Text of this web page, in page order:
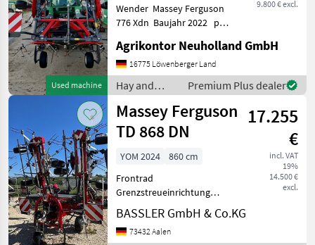
Used machine
9.800 € excl.
Wender Massey Ferguson
776 Xdn Baujahr 2022 po
170 848 ! WICHTIG, auch
wenn Sie mit uns per
WhatsApp oder ähnlich
chatten und daraufhin
Agrikontor Neuholland GmbH
16775 Löwenberger Land
Hay and
forage
equipment /
Massey
Ferguson
Premium Plus dealer
Massey Ferguson
TD 868 DN
17.255
€
incl. VAT
19%
14.500 €
excl.
YOM 2024
860 cm
Frontrad
Grenzstreueinrichtung
(mechanisch vom
Fahrersitz aus bedienbar)
Lighting Hay and forage
BASSLER GmbH & Co.KG
73432 Aalen